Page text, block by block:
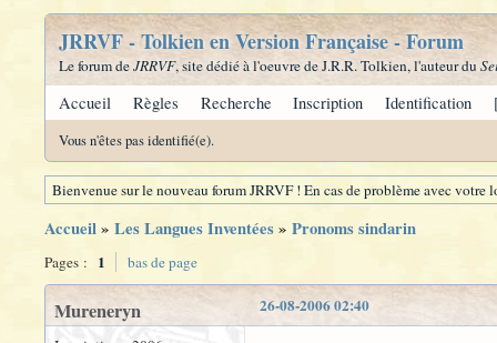
JRRVF - Tolkien en Version Française - Forum
Le forum deJRRVF, site dédié à l'oeuvre de J.R.R. Tolkien, l'auteur du
Accueil Règles Recherche Inscription Identification
Vous n'êtes pas identifié(e).
Bienvenue sur le nouveau forum JRRVF ! En cas de problème avec
Accueil» Les Langues Inventées» Pronoms sindarin
Pages : 1 bas de page
26-08-2006 02:40
Mureneryn